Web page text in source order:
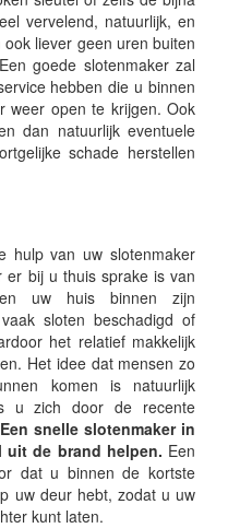
vervelend, natuurlijk, en
liever geen uren buiten
goede slotenmaker zal
hebben die u binnen
weer open te krijgen. Ook
dan natuurlijk eventuele
schade herstellen
hulp van uw slotenmaker
er bij u thuis sprake is van
uw huis binnen zijn
sloten beschadigd of
het relatief makkelijk
Het idee dat mensen zo
komen is natuurlijk
u zich door de recente
Een snelle slotenmaker in
uit de brand helpen. Een
dat u binnen de kortste
uw deur hebt, zodat u uw
kunt laten.